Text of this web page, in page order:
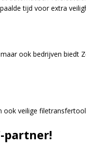
tijd voor extra
ook bedrijven
veilige
partner!